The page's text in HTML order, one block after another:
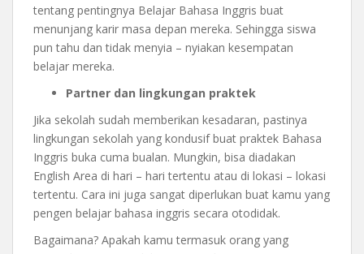
tentang pentingnya Belajar Bahasa Inggris buat
menunjang karir masa depan mereka. Sehingga siswa
pun tahu dan tidak menyia – nyiakan kesempatan
belajar mereka.
Partner dan lingkungan praktek
Jika sekolah sudah memberikan kesadaran, pastinya
lingkungan sekolah yang kondusif buat praktek Bahasa
Inggris buka cuma bualan. Mungkin, bisa diadakan
English Area di hari – hari tertentu atau di lokasi – lokasi
tertentu. Cara ini juga sangat diperlukan buat kamu yang
pengen belajar bahasa inggris secara otodidak.
Bagaimana? Apakah kamu termasuk orang yang